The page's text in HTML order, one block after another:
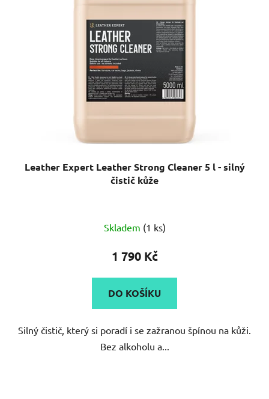
Leather Expert Leather Strong Cleaner 5 l - silný
čistič kůže
Skladem (1 ks)
1 790 Kč
DO KOŠÍKU
Silný čistič, který si poradí i se zažranou špínou na kůži.
Bez alkoholu a...